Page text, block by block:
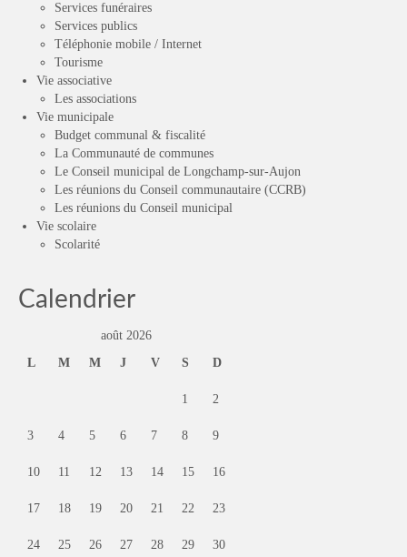
Services funéraires
Services publics
Téléphonie mobile / Internet
Tourisme
Vie associative
Les associations
Vie municipale
Budget communal & fiscalité
La Communauté de communes
Le Conseil municipal de Longchamp-sur-Aujon
Les réunions du Conseil communautaire (CCRB)
Les réunions du Conseil municipal
Vie scolaire
Scolarité
Calendrier
août 2026
L
M M J V S D
1 2
3 4 5 6 7 8 9
10 11 12 13 14 15 16
17 18 19 20 21 22 23
24 25 26 27 28 29 30